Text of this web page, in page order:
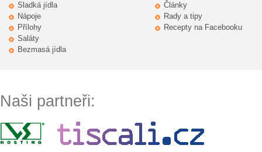
Sladká jídla
Nápoje
Přílohy
Saláty
Bezmasá jídla
Články
Rady a tipy
Recepty na Facebooku
Naši partneři: